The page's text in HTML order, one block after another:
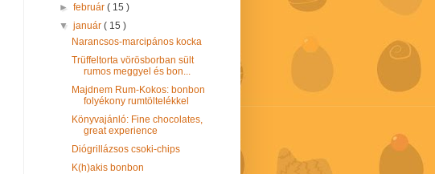
►február( 15 )
▼január( 15 )
Narancsos-marcipános kocka
Trüffeltorta vörösborban sült
rumos meggyel és bon...
Majdnem Rum-Kokos: bonbon
folyékony rumtöltelékkel
Könyvajánló: Fine chocolates,
great experience
Diógrillázsos csoki-chips
K(h)akis bonbon